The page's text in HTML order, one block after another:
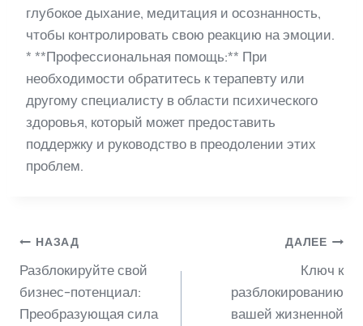
глубокое дыхание, медитация и осознанность,
чтобы контролировать свою реакцию на эмоции.
* **Профессиональная помощь:** При
необходимости обратитесь к терапевту или
другому специалисту в области психического
здоровья, который может предоставить
поддержку и руководство в преодолении этих
проблем.
Навигация
по
НАЗАД
Разблокируйте свой
бизнес-потенциал:
Преобразующая сила
ДАЛЕЕ
Ключ к
разблокированию
вашей жизненной